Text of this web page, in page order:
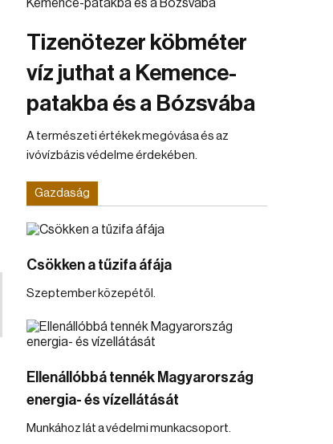
Tizenötezer köbméter
víz juthat a Kemence-
patakba és a Bózsvába
A természeti értékek megóvása és az
ivóvízbázis védelme érdekében.
Gazdaság
Csökken a tűzifa áfája
Szeptember közepétől.
Ellenállóbbá tennék Magyarország
energia- és vízellátását
Munkához lát a védelmi munkacsoport.